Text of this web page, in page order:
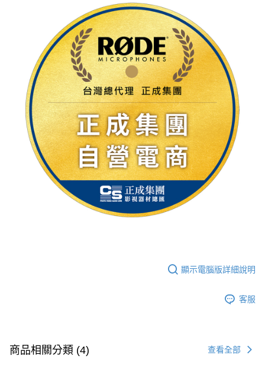
顯示電腦版詳細說明
客服
商品相關分類 (4) 查看全部